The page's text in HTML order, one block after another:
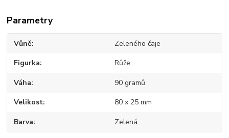
Parametry
Vůně Zeleného čaje
Figurka Růže
Váha 90 gramů
Velikost 80 x 25 mm
Barva Zelená